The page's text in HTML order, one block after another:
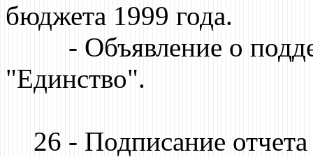
бюджета 1999 года.
- Объявление о
"Единство".
26 - Подписание отчета